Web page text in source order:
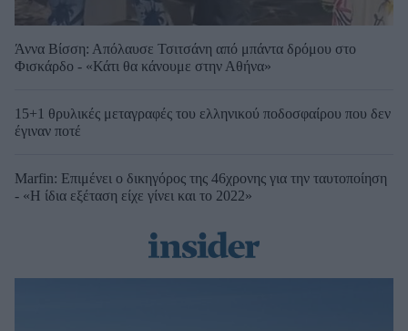
Άννα Βίσση: Απόλαυσε Τσιτσάνη από μπάντα δρόμου στο
Φισκάρδο - «Κάτι θα κάνουμε στην Αθήνα»
15+1 θρυλικές μεταγραφές του ελληνικού ποδοσφαίρου που δεν
έγιναν ποτέ
Marfin: Επιμένει ο δικηγόρος της 46χρονης για την ταυτοποίηση
- «Η ίδια εξέταση είχε γίνει και το 2022»